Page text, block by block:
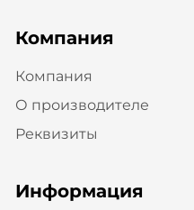
Компания
Компания
О производителе
Реквизиты
Информация